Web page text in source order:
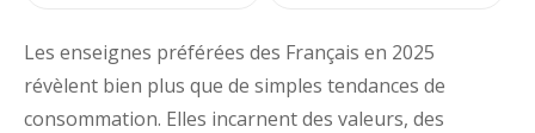
Les enseignes préférées des Français en 2025
révèlent bien plus que de simples tendances de
consommation. Elles incarnent des valeurs, des